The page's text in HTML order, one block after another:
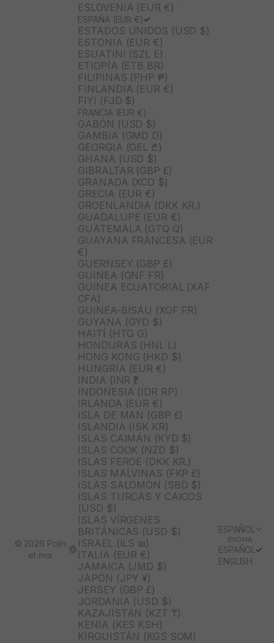
ESLOVENIA (EUR €)
ESPAÑA (EUR €)
ESTADOS UNIDOS (USD $)
ESTONIA (EUR €)
ESUATINI (SZL E)
ETIOPÍA (ETB BR)
FILIPINAS (PHP ₱)
FINLANDIA (EUR €)
FIYI (FJD $)
FRANCIA (EUR €)
GABÓN (USD $)
GAMBIA (GMD D)
GEORGIA (GEL ₾)
GHANA (USD $)
GIBRALTAR (GBP £)
GRANADA (XCD $)
GRECIA (EUR €)
GROENLANDIA (DKK KR.)
GUADALUPE (EUR €)
GUATEMALA (GTQ Q)
GUAYANA FRANCESA (EUR
€)
GUERNSEY (GBP £)
GUINEA (GNF FR)
GUINEA ECUATORIAL (XAF
CFA)
GUINEA-BISÁU (XOF FR)
GUYANA (GYD $)
HAITÍ (HTG G)
HONDURAS (HNL L)
HONG KONG (HKD $)
HUNGRÍA (EUR €)
INDIA (INR ₹)
INDONESIA (IDR RP)
IRLANDA (EUR €)
ISLA DE MAN (GBP £)
ISLANDIA (ISK KR)
ISLAS CAIMÁN (KYD $)
ISLAS COOK (NZD $)
ISLAS FEROE (DKK KR.)
ISLAS MALVINAS (FKP £)
ISLAS SALOMÓN (SBD $)
ISLAS TURCAS Y CAICOS
(USD $)
ISLAS VÍRGENES
BRITÁNICAS (USD $)
ISRAEL (ILS ₪)
ITALIA (EUR €)
JAMAICA (JMD $)
JAPÓN (JPY ¥)
JERSEY (GBP £)
JORDANIA (USD $)
KAZAJISTÁN (KZT ₸)
KENIA (KES KSH)
KIRGUISTÁN (KGS SOM)
ESPAÑOL
IDIOMA
ESPAÑOL
ENGLISH
© 2026 Polín
et moi